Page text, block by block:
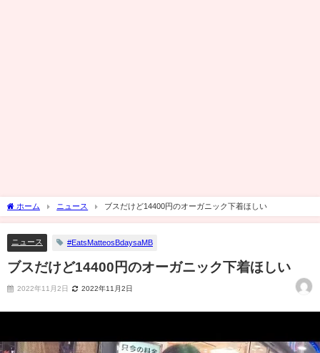
ホーム ニュース ブスだけど14400円のオーガニック下着ほしい
ニュース #EatsMatteosBdaysaMB
ブスだけど14400円のオーガニック下着ほしい
2022年11月2日 2022年11月2日